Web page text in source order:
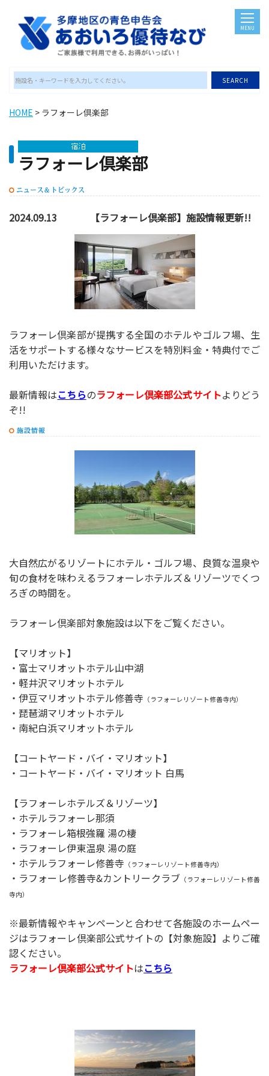
SEARCH
MENU
HOME > ラフォーレ倶楽部
ラフォーレ倶楽部
2024.09.13 【ラフォーレ倶楽部】施設情報更新!!
ラフォーレ倶楽部が提携する全国のホテルやゴルフ場、生
活をサポートする様々なサービスを特別料金・特典付でご
利用いただけます。
最新情報はこちらのラフォーレ倶楽部公式サイトよりどう
ぞ!!
大自然広がるリゾートにホテル・ゴルフ場、良質な温泉や
旬の食材を味わえるラフォーレホテルズ＆リゾーツでくつ
ろぎの時間を。
ラフォーレ倶楽部対象施設は以下をご覧ください。
【マリオット】
・富士マリオットホテル山中湖
・軽井沢マリオットホテル
・伊豆マリオットホテル修善寺 （ラフォーレリゾート修善寺内）
・琵琶湖マリオットホテル
・南紀白浜マリオットホテル
【コートヤード・バイ・マリオット】
・コートヤード・バイ・マリオット 白馬
【ラフォーレホテルズ＆リゾーツ】
・ホテルラフォーレ那須
・ラフォーレ箱根強羅 湯の棲
・ラフォーレ伊東温泉 湯の庭
・ホテルラフォーレ修善寺 （ラフォーレリゾート修善寺内）
・ラフォーレ修善寺&カントリークラブ （ラフォーレリゾート修善
寺内）
※最新情報やキャンペーンと合わせて各施設のホームペー
ジはラフォーレ倶楽部公式サイトの【対象施設】よりご確
認ください。
ラフォーレ倶楽部公式サイトはこちら